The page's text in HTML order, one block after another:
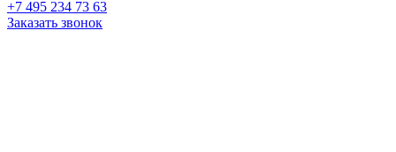
+7 495 234 73 63
Заказать звонок